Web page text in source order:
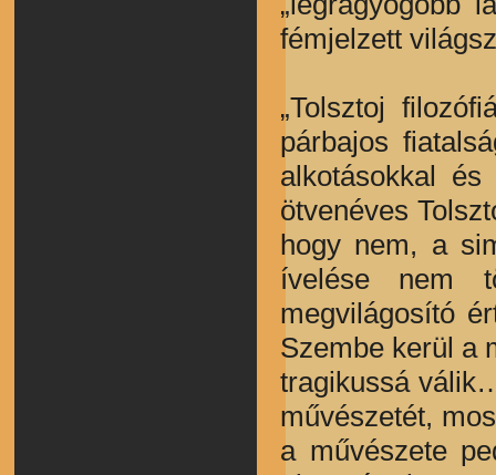
fémjelzett
„Tolsztoj
párbajos
alkotásokkal
ötvenéves
hogy nem, a
ívelése nem
megvilágosító
Szembe kerül a
tragikussá
művészetét,
a művészete